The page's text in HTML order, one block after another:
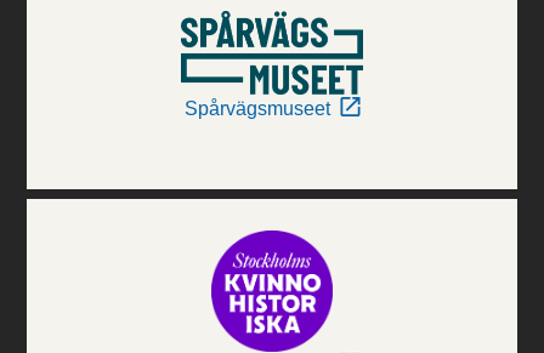
Spårvägsmuseet